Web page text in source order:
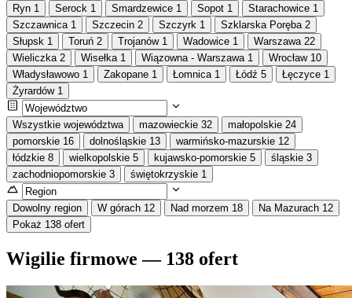
Ryn 1 Serock 1 Smardzewice 1 Sopot 1 Starachowice 1
Szczawnica 1 Szczecin 2 Szczyrk 1 Szklarska Poręba 2
Słupsk 1 Toruń 2 Trojanów 1 Wadowice 1 Warszawa 22
Wieliczka 2 Wisełka 1 Wiązowna - Warszawa 1 Wrocław 10
Władysławowo 1 Zakopane 1 Łomnica 1 Łódź 5 Łęczyce 1
Żyrardów 1
Wszystkie województwa mazowieckie 32 małopolskie 24
pomorskie 16 dolnośląskie 13 warmińsko-mazurskie 12
łódzkie 8 wielkopolskie 5 kujawsko-pomorskie 5 śląskie 3
zachodniopomorskie 3 świętokrzyskie 1
Dowolny region W górach 12 Nad morzem 18 Na Mazurach 12
Pokaż 138 ofert
Wigilie firmowe — 138 ofert